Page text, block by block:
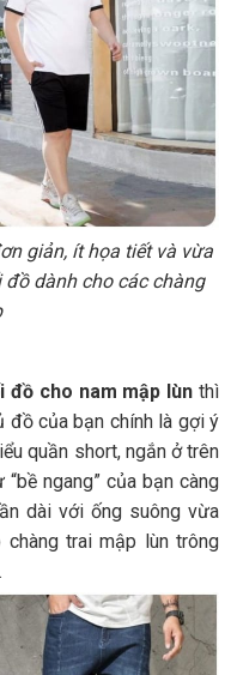
giản, ít họa tiết và vừa
dành cho các chàng
đồ cho nam mập lùnthì
đồ của bạn chính là gợi ý
quần short, ngắn ở trên
ngang” của bạn càng
dài với ống suông vừa
trai mập lùn trông